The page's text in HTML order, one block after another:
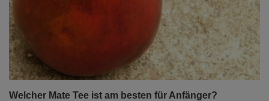
Welcher Mate Tee ist am besten für Anfänger?